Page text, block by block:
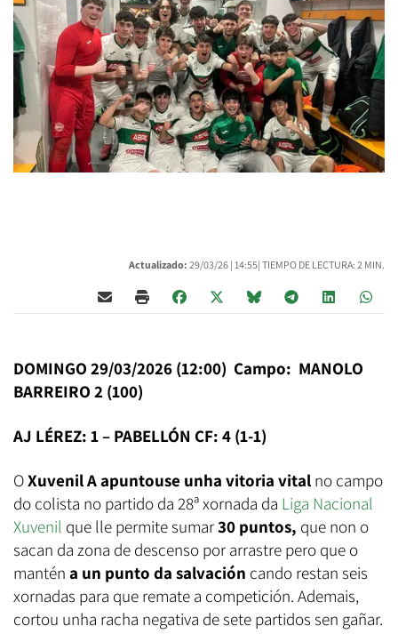
Actualizado: 29/03/26 | 14:55| TIEMPO DE LECTURA: 2 MIN.
DOMINGO 29/03/2026 (12:00) Campo: MANOLO
BARREIRO 2 (100)
AJ LÉREZ: 1 – PABELLÓN CF: 4 (1-1)
OXuvenil A apuntouse unha vitoria vital no campo
do colista no partido da 28ª xornada da Liga Nacional
Xuvenil que lle permite sumar30 puntos, que non o
sacan da zona de descenso por arrastre pero que o
mantén a un punto da salvación cando restan seis
xornadas para que remate a competición. Ademais,
cortou unha racha negativa de sete partidos sen gañar.